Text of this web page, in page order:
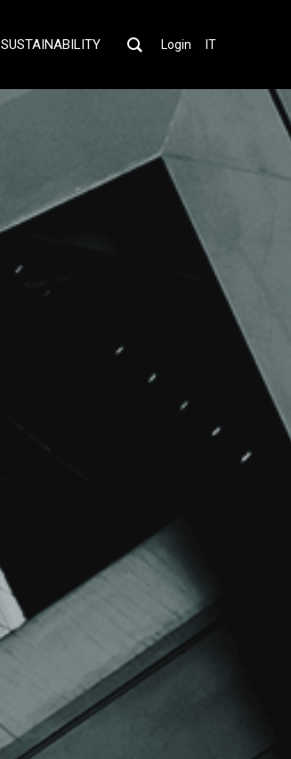
SUSTAINABILITY Login IT